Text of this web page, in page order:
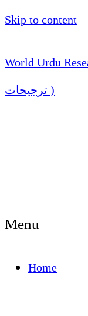
Skip to content
World Urdu
ترجیحات )
Menu
Home